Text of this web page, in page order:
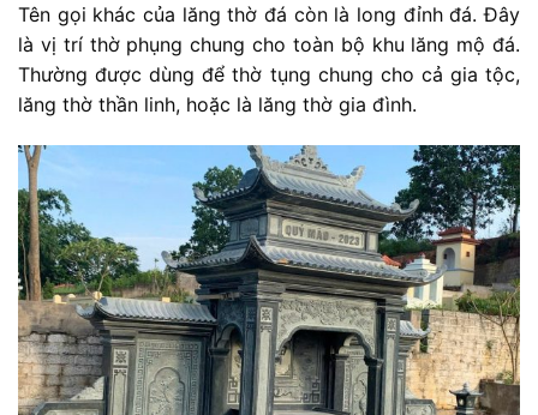
Tên gọi khác của lăng thờ đá còn là long đỉnh đá. Đây
là vị trí thờ phụng chung cho toàn bộ khu lăng mộ đá.
Thường được dùng để thờ tụng chung cho cả gia tộc,
lăng thờ thần linh, hoặc là lăng thờ gia đình.